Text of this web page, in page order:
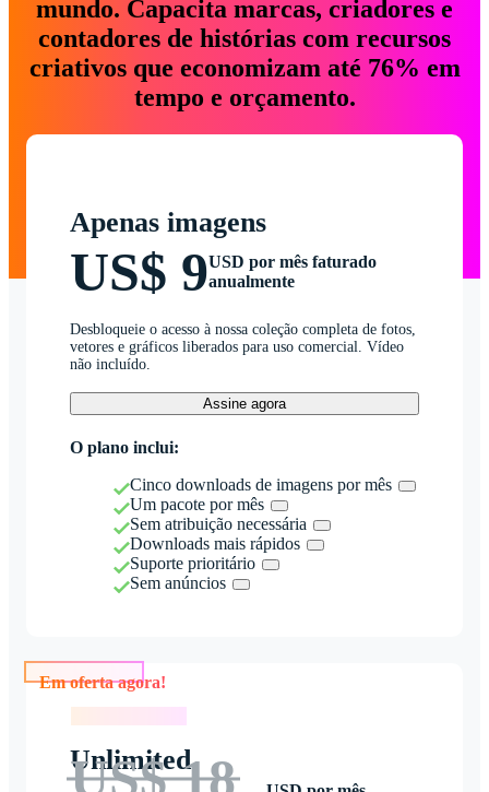
mundo. Capacita marcas, criadores e
contadores de histórias com recursos
criativos que economizam até 76% em
tempo e orçamento.
Apenas imagens
US$ 9USD por mês faturado
anualmente
Desbloqueie o acesso à nossa coleção completa de fotos,
vetores e gráficos liberados para uso comercial. Vídeo
não incluído.
Assine agora
O plano inclui:
Cinco downloads de imagens por mês
Um pacote por mês
Sem atribuição necessária
Downloads mais rápidos
Suporte prioritário
Sem anúncios
Unlimited
US$ 18